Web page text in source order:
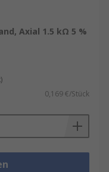
Axial 1.5 kΩ 5 %
0,169 €/Stück